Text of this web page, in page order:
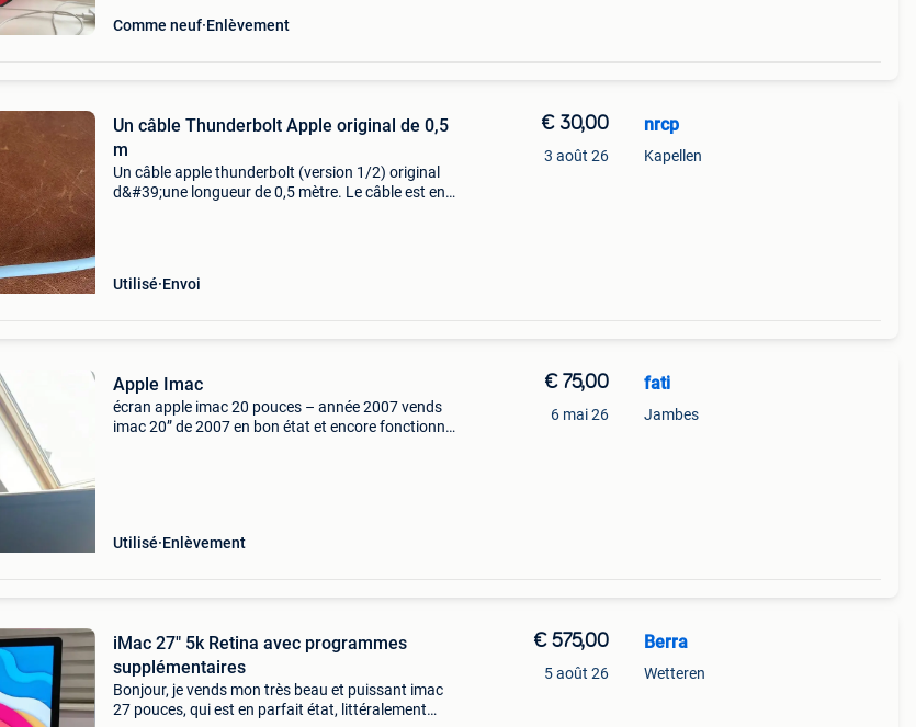
Comme neuf Enlèvement
Un câble Thunderbolt Apple original de 0,5
m
Un câble apple thunderbolt (version 1/2) original
d&#39;une longueur de 0,5 mètre. Le câble est en
Utilisé Envoi
€ 30,00
3 août 26
nrcp
Kapellen
Apple Imac
écran apple imac 20 pouces – année 2007 vends
imac 20” de 2007 en bon état et encore fonctionnel.
Utilisé Enlèvement
€ 75,00
6 mai 26
fati
Jambes
iMac 27" 5k Retina avec programmes
supplémentaires
Bonjour, je vends mon très beau et puissant imac
27 pouces, qui est en parfait état, littéralement
€ 575,00
5 août 26
Berra
Wetteren